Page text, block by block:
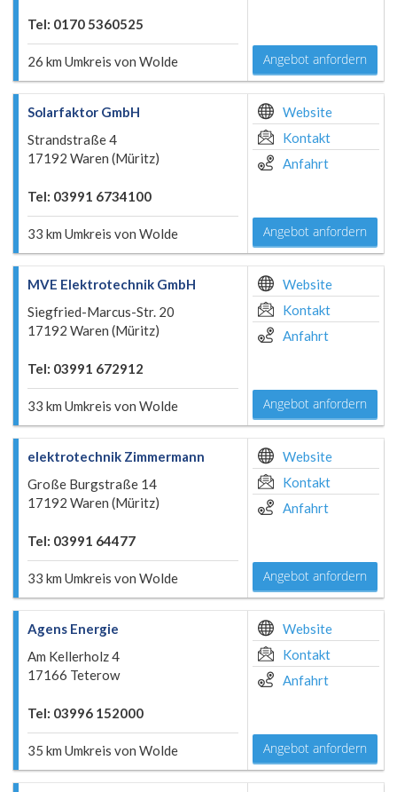
Tel: 0170 5360525
26 km Umkreis von Wolde Angebot anfordern
Solarfaktor GmbH
Strandstraße 4
17192 Waren (Müritz)
Tel: 03991 6734100
33 km Umkreis von Wolde
Website
Kontakt
Anfahrt
Angebot anfordern
MVE Elektrotechnik GmbH
Siegfried-Marcus-Str. 20
17192 Waren (Müritz)
Tel: 03991 672912
33 km Umkreis von Wolde
Website
Kontakt
Anfahrt
Angebot anfordern
elektrotechnik Zimmermann
Große Burgstraße 14
17192 Waren (Müritz)
Tel: 03991 64477
33 km Umkreis von Wolde
Website
Kontakt
Anfahrt
Angebot anfordern
Agens Energie
Am Kellerholz 4
17166 Teterow
Tel: 03996 152000
35 km Umkreis von Wolde
Website
Kontakt
Anfahrt
Angebot anfordern